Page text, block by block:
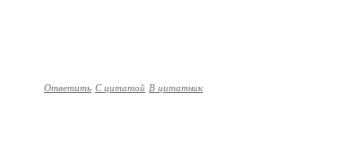
Ответить С цитатой В цитатник